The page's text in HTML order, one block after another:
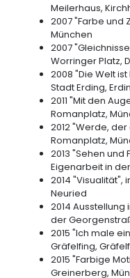
Meilerhaus,
2007 "Farbe und
München
2007
Worringer Platz,
2008 "Die Welt
Stadt Erding,
2011 "Mit den
Romanplatz,
2012 "Werde,
Romanplatz,
2013 "Sehen und
Eigenarbeit in
2014 "Visualität",
Neuried
2014
der
2015 "Ich male
Gräfelfing,
2015 "Farbige
Greinerberg,